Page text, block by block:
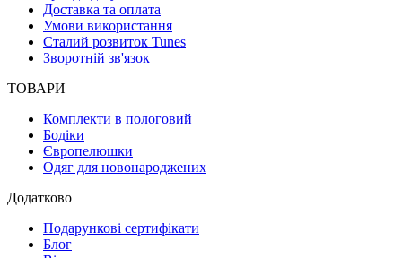
Доставка та оплата
Умови використання
Сталий розвиток Tunes
Зворотній зв'язок
ТОВАРИ
Комплекти в пологовий
Бодіки
Європелюшки
Одяг для новонароджених
Додатково
Подарункові сертифікати
Блог